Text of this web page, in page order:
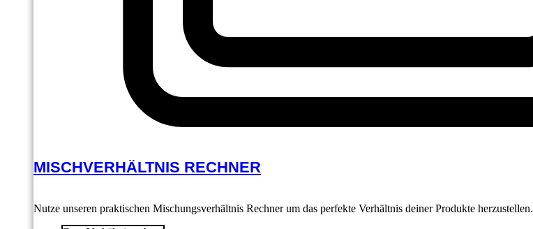
MISCHVERHÄLTNIS RECHNER
Nutze unseren praktischen Mischungsverhältnis Rechner um das perfekte Verhältnis deiner Produkte herzustellen.